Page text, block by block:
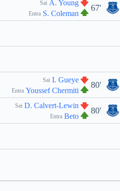
67'
Sai A. Young
Entra S. Coleman
80'
Sai I. Gueye
Entra Youssef Chermiti
80'
Sai D. Calvert-Lewin
Entra Beto